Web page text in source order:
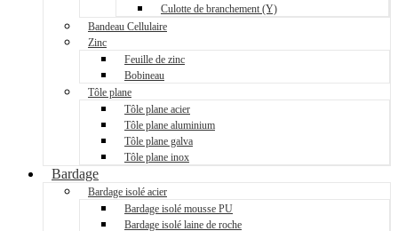
Culotte de branchement (Y)
Bandeau Cellulaire
Zinc
Feuille de zinc
Bobineau
Tôle plane
Tôle plane acier
Tôle plane aluminium
Tôle plane galva
Tôle plane inox
Bardage
Bardage isolé acier
Bardage isolé mousse PU
Bardage isolé laine de roche